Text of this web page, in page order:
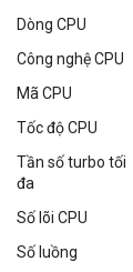
Dòng CPU
Công nghệ CPU
Mã CPU
Tốc độ CPU
Tần số turbo tối
đa
Số lõi CPU
Số luồng